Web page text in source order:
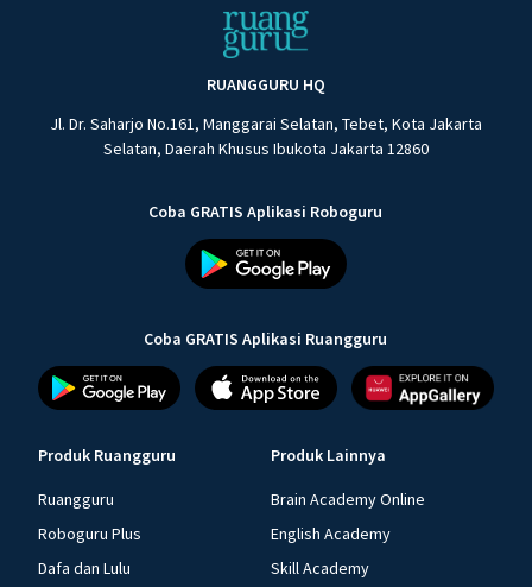
RUANGGURU HQ
Jl. Dr. Saharjo No.161, Manggarai Selatan, Tebet, Kota Jakarta
Selatan, Daerah Khusus Ibukota Jakarta 12860
Coba GRATIS Aplikasi Roboguru
Coba GRATIS Aplikasi Ruangguru
Produk Ruangguru
Ruangguru
Roboguru Plus
Dafa dan Lulu
Produk Lainnya
Brain Academy Online
English Academy
Skill Academy